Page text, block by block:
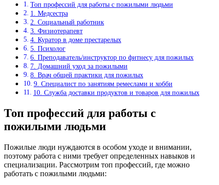
Топ профессий для работы с пожилыми людьми
1. Медсестра
2. Социальный работник
3. Физиотерапевт
4. Куратор в доме престарелых
5. Психолог
6. Преподаватель/инструктор по фитнесу для пожилых
7. Домашний уход за пожилыми
8. Врач общей практики для пожилых
9. Специалист по занятиям ремеслами и хобби
10. Служба доставки продуктов и товаров для пожилых
Топ профессий для работы с
пожилыми людьми
Пожилые люди нуждаются в особом уходе и внимании,
поэтому работа с ними требует определенных навыков и
специализации. Рассмотрим топ профессий, где можно
работать с пожилыми людьми: